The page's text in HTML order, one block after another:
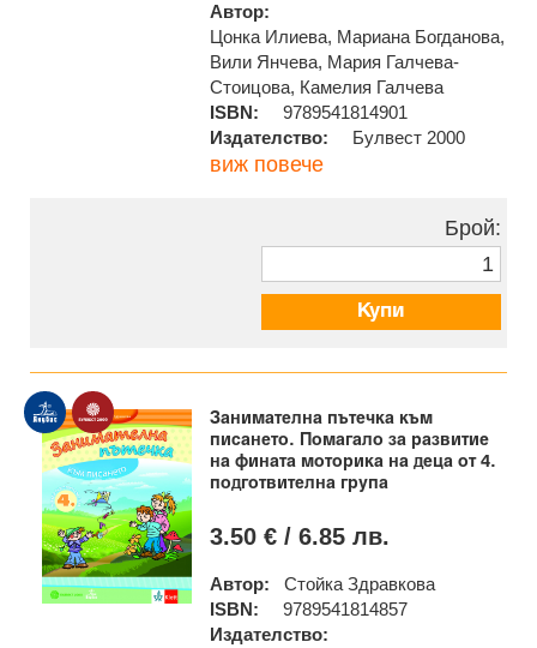
Автор:
Цонка Илиева, Мариана Богданова,
Вили Янчева, Мария Галчева-
Стоицова, Камелия Галчева
ISBN:
9789541814901
Издателство:
Булвест 2000
виж повече
Брой:
Купи
Занимателна пътечка към
писането. Помагало за развитие
на фината моторика на деца от 4.
подготвителна група
3.50 € / 6.85 лв.
Автор:
Стойка Здравкова
ISBN:
9789541814857
Издателство: